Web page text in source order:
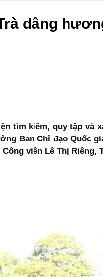
dâng
tìm kiếm, quy tập
Ban Chỉ đạo Quốc
viên Lê Thị Riêng,